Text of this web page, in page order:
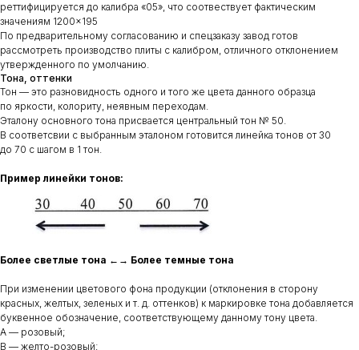
реттифицируется до калибра «05», что соотвествует фактическим
значениям 1200×195
По предварительному согласованию и спецзаказу завод готов
рассмотреть производство плиты с калибром, отличного отклонением
утвержденного по умолчанию.
Тона, оттенки
Тон — это разновидность одного и того же цвета данного образца
по яркости, колориту, неявным переходам.
Эталону основного тона присвается центральный тон № 50.
В соответсвии с выбранным эталоном готовится линейка тонов от 30
до 70 с шагом в 1 тон.
Пример линейки тонов:
Более светлые тона ←→ Более темные тона
При изменении цветового фона продукции (отклонения в сторону
красных, желтых, зеленых и т. д. оттенков) к маркировке тона добавляется
буквенное обозначение, соответствующему данному тону цвета.
A — розовый;
B — желто-розовый;